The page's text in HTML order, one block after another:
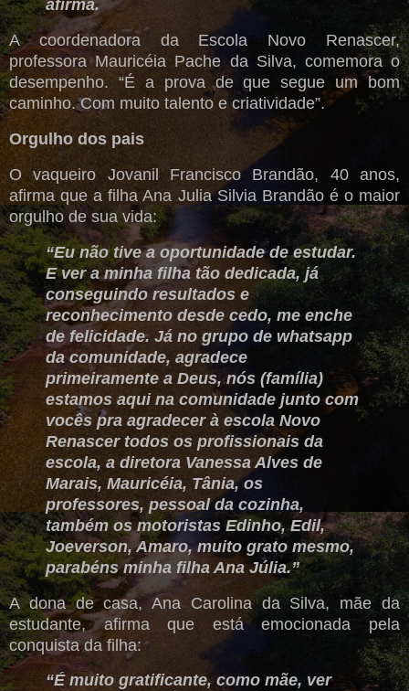
afirma.
A coordenadora da Escola Novo Renascer,
professora Mauricéia Pache da Silva, comemora o
desempenho. “É a prova de que segue um bom
caminho. Com muito talento e criatividade”.
Orgulho dos pais
O vaqueiro Jovanil Francisco Brandão, 40 anos,
afirma que a filha Ana Julia Silvia Brandão é o maior
orgulho de sua vida:
“Eu não tive a oportunidade de estudar.
E ver a minha filha tão dedicada, já
conseguindo resultados e
reconhecimento desde cedo, me enche
de felicidade. Já no grupo de whatsapp
da comunidade, agradece
primeiramente a Deus, nós (família)
estamos aqui na comunidade junto com
vocês pra agradecer à escola Novo
Renascer todos os profissionais da
escola, a diretora Vanessa Alves de
Marais, Mauricéia, Tânia, os
professores, pessoal da cozinha,
também os motoristas Edinho, Edil,
Joeverson, Amaro, muito grato mesmo,
parabéns minha filha Ana Júlia.”
A dona de casa, Ana Carolina da Silva, mãe da
estudante, afirma que está emocionada pela
conquista da filha:
“É muito gratificante, como mãe, ver